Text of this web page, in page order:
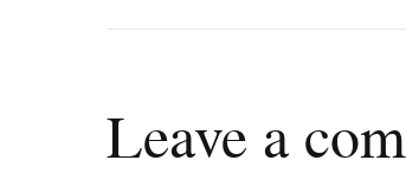
Leave a